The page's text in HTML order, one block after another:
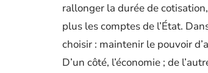
rallonger la durée de
plus les comptes de l’État.
choisir : maintenir le pouvoir
D’un côté, l’économie ; de